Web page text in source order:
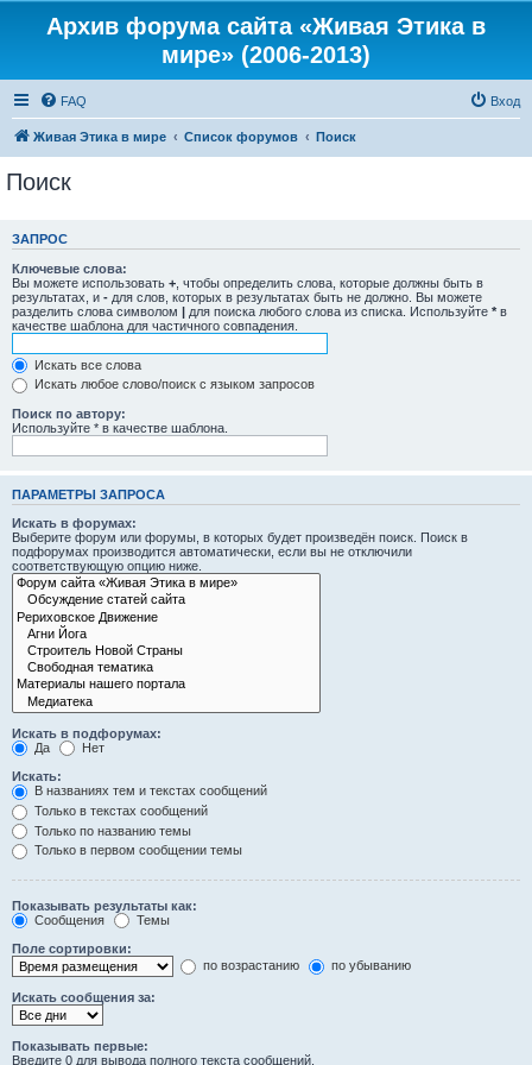
Архив форума сайта «Живая Этика в
мире» (2006-2013)
FAQ Вход
Живая Этика в мире Список форумов Поиск
Поиск
ЗАПРОС
Ключевые слова:
Вы можете использовать + , чтобы определить слова, которые должны быть в
результатах, и - для слов, которых в результатах быть не должно. Вы можете
разделить слова символом | для поиска любого слова из списка. Используйте * в
качестве шаблона для частичного совпадения.
Искать все слова
Искать любое слово/поиск с языком запросов
Поиск по автору:
Используйте * в качестве шаблона.
ПАРАМЕТРЫ ЗАПРОСА
Искать в форумах:
Выберите форум или форумы, в которых будет произведён поиск. Поиск в
подфорумах производится автоматически, если вы не отключили
соответствующую опцию ниже.
Искать в подфорумах:
Да
Нет
Искать:
В названиях тем и текстах сообщений
Только в текстах сообщений
Только по названию темы
Только в первом сообщении темы
Показывать результаты как:
Сообщения
Темы
Поле сортировки:
по возрастанию
по убыванию
Искать сообщения за:
Показывать первые:
Введите 0 для вывода полного текста сообщений.